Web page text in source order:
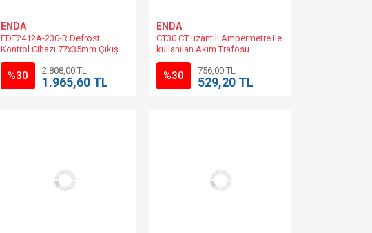
ENDA
EDT2412A-230-R Defrost
Kontrol Cihazı 77x35mm Çıkış
Kontağı/8A 230V AC +%10 -%20
50/60Hz | EDT2412A-230-08
Muadili.
%30 2.808,00 TL
1.965,60 TL
ENDA
CT30 CT uzantılı Ampermetre ile
kullanılan Akım Trafosu
(Max.120A) ENDA |
%30 756,00 TL
529,20 TL